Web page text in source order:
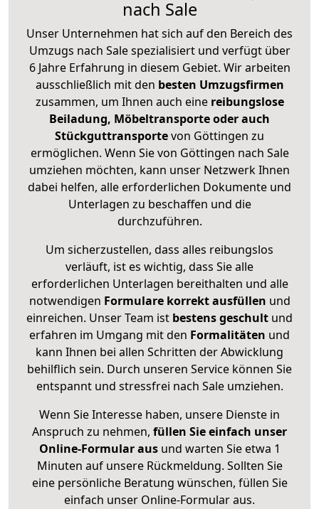
nach Sale
Unser Unternehmen hat sich auf den Bereich des
Umzugs nach Sale spezialisiert und verfügt über
6 Jahre Erfahrung in diesem Gebiet. Wir arbeiten
ausschließlich mit den besten Umzugsfirmen
zusammen, um Ihnen auch eine reibungslose
Beiladung, Möbeltransporte oder auch
Stückguttransportevon Göttingen zu
ermöglichen. Wenn Sie von Göttingen nach Sale
umziehen möchten, kann unser Netzwerk Ihnen
dabei helfen, alle erforderlichen Dokumente und
Unterlagen zu beschaffen und die
durchzuführen.
Um sicherzustellen, dass alles reibungslos
verläuft, ist es wichtig, dass Sie alle
erforderlichen Unterlagen bereithalten und alle
notwendigen Formulare korrekt ausfüllen und
einreichen. Unser Team ist bestens geschult und
erfahren im Umgang mit den Formalitäten und
kann Ihnen bei allen Schritten der Abwicklung
behilflich sein. Durch unseren Service können Sie
entspannt und stressfrei nach Sale umziehen.
Wenn Sie Interesse haben, unsere Dienste in
Anspruch zu nehmen, füllen Sie einfach unser
Online-Formular ausund warten Sie etwa 1
Minuten auf unsere Rückmeldung. Sollten Sie
eine persönliche Beratung wünschen, füllen Sie
einfach unser Online-Formular aus.